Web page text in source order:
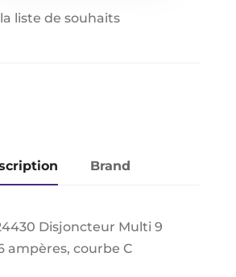
liste de souhaits
Brand
Disjoncteur Multi 9
ampères, courbe C